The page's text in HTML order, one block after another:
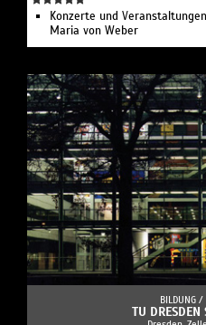
Konzerte und
Maria von Weber
BILDUNG /
TU DRESDEN